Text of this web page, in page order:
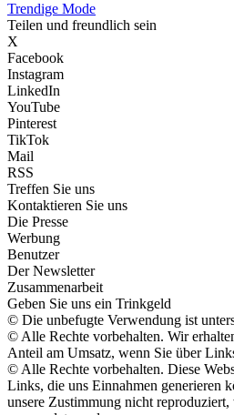
Trendige Mode
Teilen und freundlich sein
X
Facebook
Instagram
LinkedIn
YouTube
Pinterest
TikTok
Mail
RSS
Treffen Sie uns
Kontaktieren Sie uns
Die Presse
Werbung
Benutzer
Der Newsletter
Zusammenarbeit
Geben Sie uns ein Trinkgeld
© Die unbefugte Verwendung ist
© Alle Rechte vorbehalten. Wir
Anteil am Umsatz, wenn Sie über
© Alle Rechte vorbehalten. Diese
Links, die uns Einnahmen generieren
unsere Zustimmung nicht